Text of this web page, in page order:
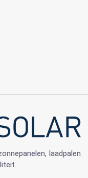
, laadpalen